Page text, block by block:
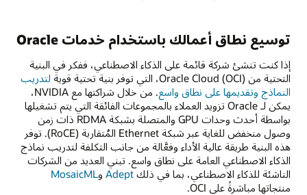
توسيع نطاق أعمالك باستخدام خدمات Oracle
إذا كنت تنشئ شركة قائمة على الذكاء الاصطناعي، ففكر في البنية
التحتية من Oracle Cloud (OCI)، التي توفر بنية تحتية قوية
لتدريب
النماذج وتقديمها على نطاق واسع
. من خلال شراكتها مع NVIDIA،
يمكن لـ Oracle تزويد العملاء بالمجموعات الفائقة التي يتم تشغيلها
بواسطة أحدث وحدات GPU والمتصلة بشبكة RDMA ذات زمن
وصول منخفض للغاية عبر شبكة Ethernet المُتقاربة (RoCE). توفر
هذه البنية طريقة عالية الأداء وفعَّالة من جانب التكلفة لتدريب نماذج
الذكاء الاصطناعي العامة على نطاق واسع. تبني العديد من الشركات
الناشئة للذكاء الاصطناعي، بما في ذلكAdept وMosaicML
منتجاتها مباشرةً على OCI.